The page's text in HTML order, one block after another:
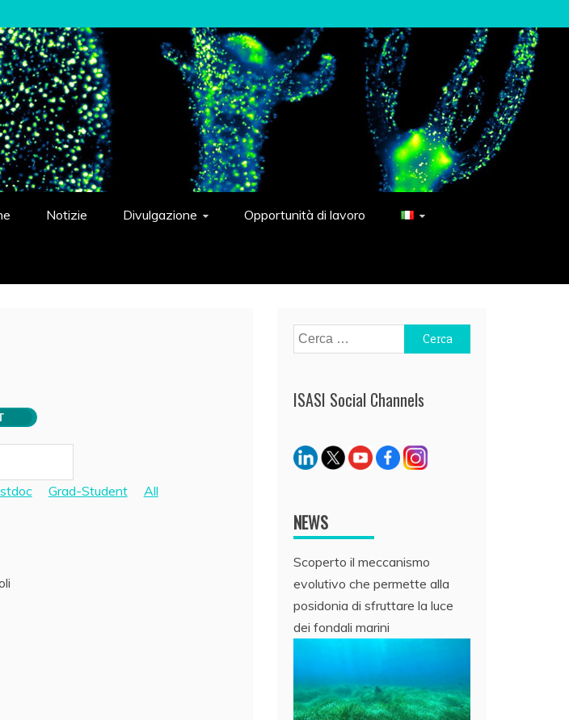
Caianiello"
Notizie Divulgazione Opportunità di lavoro
Grad-Student All
Ricerca
per:
ISASI Social Channels
NEWS
Scoperto il meccanismo
evolutivo che permette alla
posidonia di sfruttare la luce
dei fondali marini